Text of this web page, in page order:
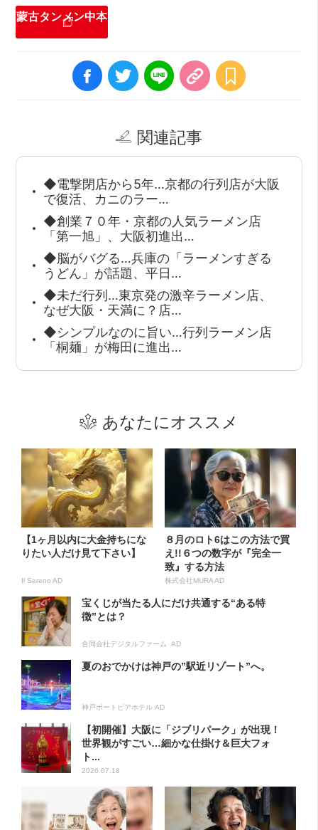
蒙古タンメン中本
関連記事
◆電撃閉店から5年…京都の行列店が大阪
で復活、カニのラー…
◆創業７０年・京都の人気ラーメン店
「第一旭」、大阪初進出…
◆脳がバグる…兵庫の「ラーメンすぎる
うどん」が話題、平日…
◆未だ行列…東京発の激辛ラーメン店、
なぜ大阪・天満に？店…
◆シンプルなのに旨い…行列ラーメン店
「桐麺」が梅田に進出…
あなたにオススメ
【1ヶ月以内に大金持ちにな
りたい人だけ見て下さい】
Il Sereno AD
８月のロト6はこの方法で買
え!!６つの数字が『完全一
致』する方法
株式会社MURA AD
宝くじが当たる人にだけ共通する“ある特
徴”とは？
合同会社デジタルファーム AD
夏のおでかけは神戸の”駅近リゾート”へ。
神戸ポートピアホテル AD
【初開催】大阪に「ジブリパーク」が出現！
世界観がすごい…細かな仕掛け＆巨大フォ
ト...
2026.07.18